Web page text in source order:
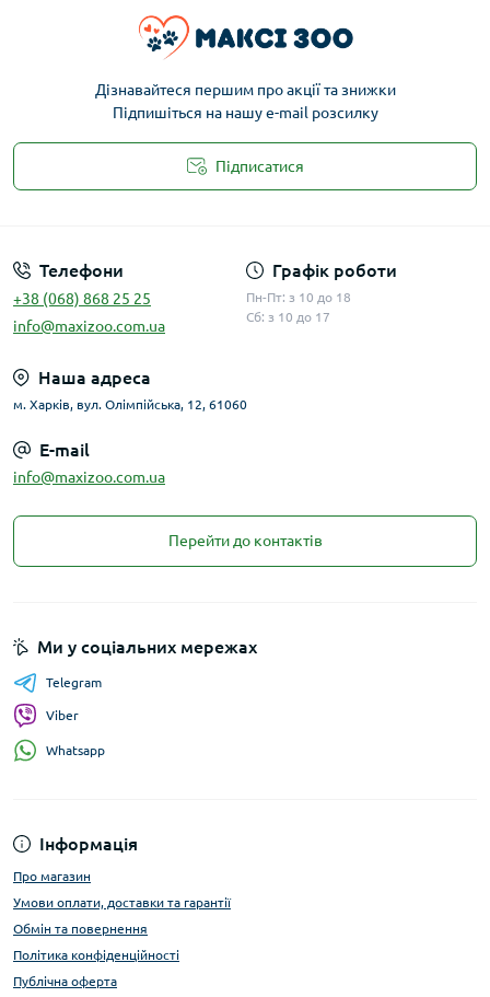
Дізнавайтеся першим про акції та знижки
Підпишіться на нашу e-mail розсилку
Підписатися
Телефони
+38 (068) 868 25 25
info@maxizoo.com.ua
Графік роботи
Пн-Пт: з 10 до 18
Сб: з 10 до 17
Наша адреса
м. Харків, вул. Олімпійська, 12, 61060
E-mail
info@maxizoo.com.ua
Перейти до контактів
Інформація
Про магазин
Умови оплати, доставки та гарантії
Обмін та повернення
Політика конфіденційності
Публічна оферта
Ми у соціальних мережах
Telegram
Viber
Whatsapp